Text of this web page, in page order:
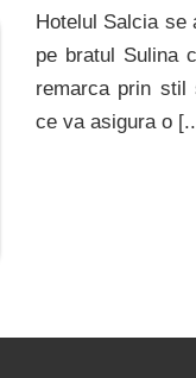
Hotelul Salcia se
pe bratul Sulina
remarca prin stil
ce va asigura o